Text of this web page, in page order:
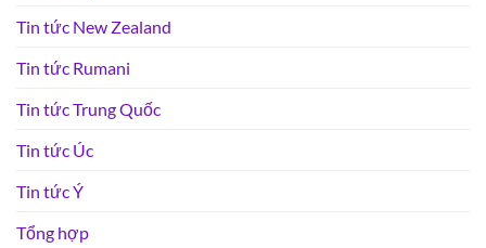
Tin tức New Zealand
Tin tức Rumani
Tin tức Trung Quốc
Tin tức Úc
Tin tức Ý
Tổng hợp